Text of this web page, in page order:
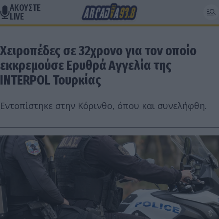
ΑΚΟΥΣΤΕ
LIVE
Χειροπέδες σε 32χρονο για τον οποίο
εκκρεμούσε Ερυθρά Αγγελία της
INTERPOL Τουρκίας
Εντοπίστηκε στην Κόρινθο, όπου και συνελήφθη.